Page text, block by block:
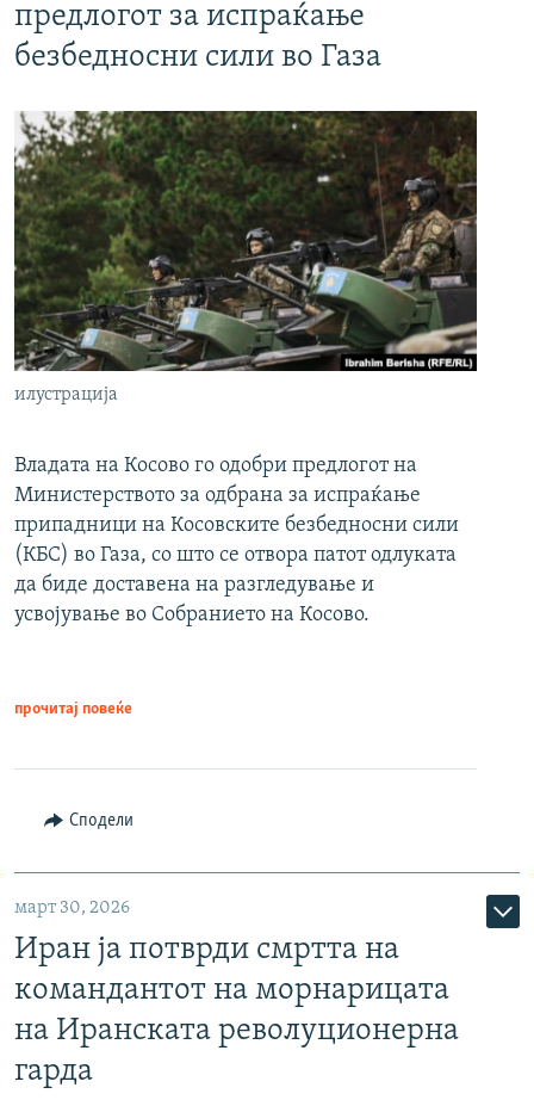
предлогот за испраќање
безбедносни сили во Газа
илустрација
Владата на Косово го одобри предлогот на
Министерството за одбрана за испраќање
припадници на Косовските безбедносни сили
(КБС) во Газа, со што се отвора патот одлуката
да биде доставена на разгледување и
усвојување во Собранието на Косово.
прочитај повеќе
Сподели
март 30, 2026
Иран ја потврди смртта на
командантот на морнарицата
на Иранската револуционерна
гарда